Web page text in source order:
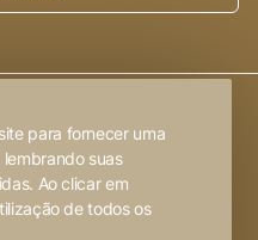
para fornecer uma
suas
Ao clicar em
de todos os
❤